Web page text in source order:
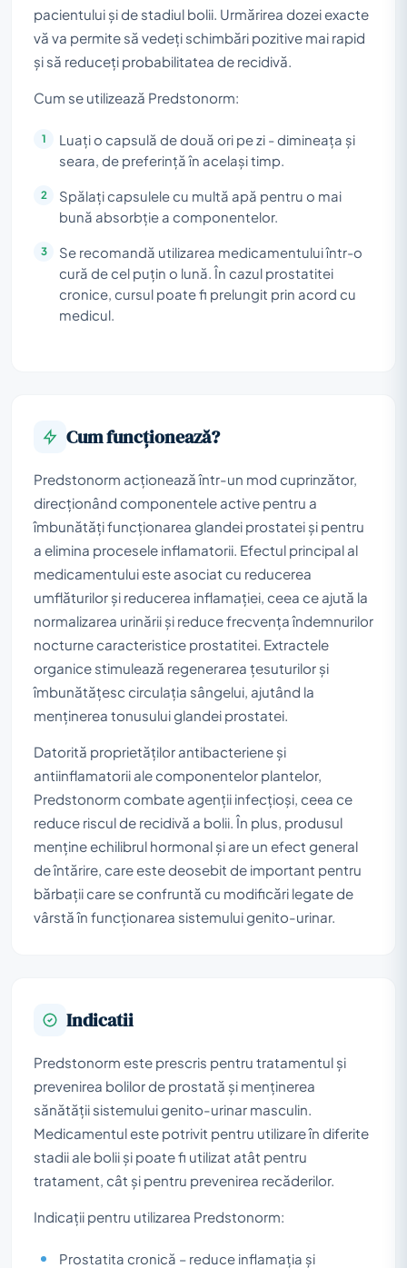
pacientului și de stadiul bolii. Urmărirea dozei exacte
vă va permite să vedeți schimbări pozitive mai rapid
și să reduceți probabilitatea de recidivă.
Cum se utilizează Predstonorm:
Luați o capsulă de două ori pe zi - dimineața și
seara, de preferință în același timp.
Spălați capsulele cu multă apă pentru o mai
bună absorbție a componentelor.
Se recomandă utilizarea medicamentului într-o
cură de cel puțin o lună. În cazul prostatitei
cronice, cursul poate fi prelungit prin acord cu
medicul.
Cum funcționează?
Predstonorm acționează într-un mod cuprinzător,
direcționând componentele active pentru a
îmbunătăți funcționarea glandei prostatei și pentru
a elimina procesele inflamatorii. Efectul principal al
medicamentului este asociat cu reducerea
umflăturilor și reducerea inflamației, ceea ce ajută la
normalizarea urinării și reduce frecvența îndemnurilor
nocturne caracteristice prostatitei. Extractele
organice stimulează regenerarea țesuturilor și
îmbunătățesc circulația sângelui, ajutând la
menținerea tonusului glandei prostatei.
Datorită proprietăților antibacteriene și
antiinflamatorii ale componentelor plantelor,
Predstonorm combate agenții infecțioși, ceea ce
reduce riscul de recidivă a bolii. În plus, produsul
menține echilibrul hormonal și are un efect general
de întărire, care este deosebit de important pentru
bărbații care se confruntă cu modificări legate de
vârstă în funcționarea sistemului genito-urinar.
Indicatii
Predstonorm este prescris pentru tratamentul și
prevenirea bolilor de prostată și menținerea
sănătății sistemului genito-urinar masculin.
Medicamentul este potrivit pentru utilizare în diferite
stadii ale bolii și poate fi utilizat atât pentru
tratament, cât și pentru prevenirea recăderilor.
Indicații pentru utilizarea Predstonorm:
Prostatita cronică – reduce inflamația și